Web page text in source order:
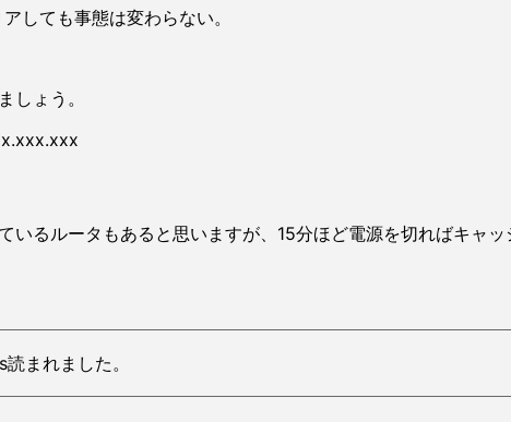
しても事態は変わらない。
しょう。
るルータもあると思いますが、15分ほど電源を切ればキャッ
まれました。